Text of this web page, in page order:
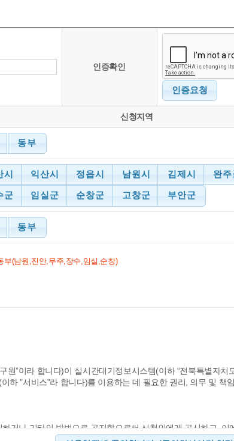
인증확인
인증요청
신청지역
동부
시 익산시 정읍시 남원시 김제시 완주
군 임실군 순창군 고창군 부안군
동부
(남원,진안,무주,장수,임실,순창)
원”이라 합니다)이 실시간대기정보시스템(이하 “전북특별자치
하 "서비스"라 합니다)를 이용하는 데 필요한 권리, 의무 및 책
나 기타의 방법으로 공지함으로써 신청인에게 공시하고, 이